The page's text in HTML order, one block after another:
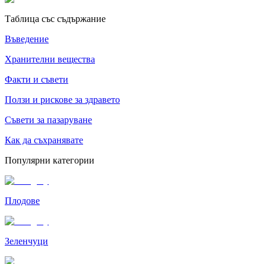
Таблица със съдържание
Въведение
Хранителни вещества
Факти и съвети
Ползи и рискове за здравето
Съвети за пазаруване
Как да съхранявате
Популярни категории
Плодове
Зеленчуци